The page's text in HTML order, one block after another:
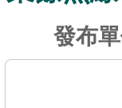
發布